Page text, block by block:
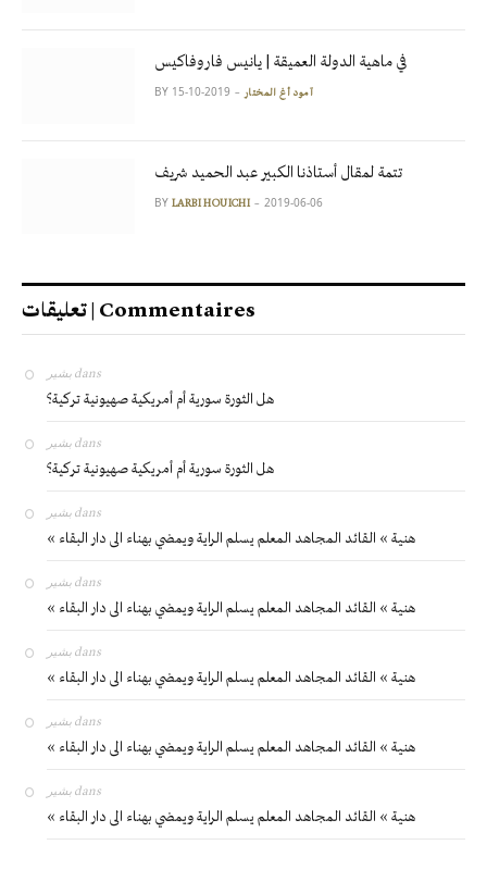
في ماهية الدولة العميقة | يانيس فاروفاكيس
BY آمود أغ المختار 2019-10-15
تتمة لمقال أستاذنا الكبير عبد الحميد شريف
BY LARBI HOUICHI 2019-06-06
تعليقات | Commentaires
بشير dans
هل الثورة سورية أم أمريكية صهيونية تركية؟
بشير dans
هل الثورة سورية أم أمريكية صهيونية تركية؟
بشير dans
« هنية » القائد المجاهد المعلم يسلم الراية ويمضي بهناء الى دار البقاء
بشير dans
« هنية » القائد المجاهد المعلم يسلم الراية ويمضي بهناء الى دار البقاء
بشير dans
« هنية » القائد المجاهد المعلم يسلم الراية ويمضي بهناء الى دار البقاء
بشير dans
« هنية » القائد المجاهد المعلم يسلم الراية ويمضي بهناء الى دار البقاء
بشير dans
« هنية » القائد المجاهد المعلم يسلم الراية ويمضي بهناء الى دار البقاء